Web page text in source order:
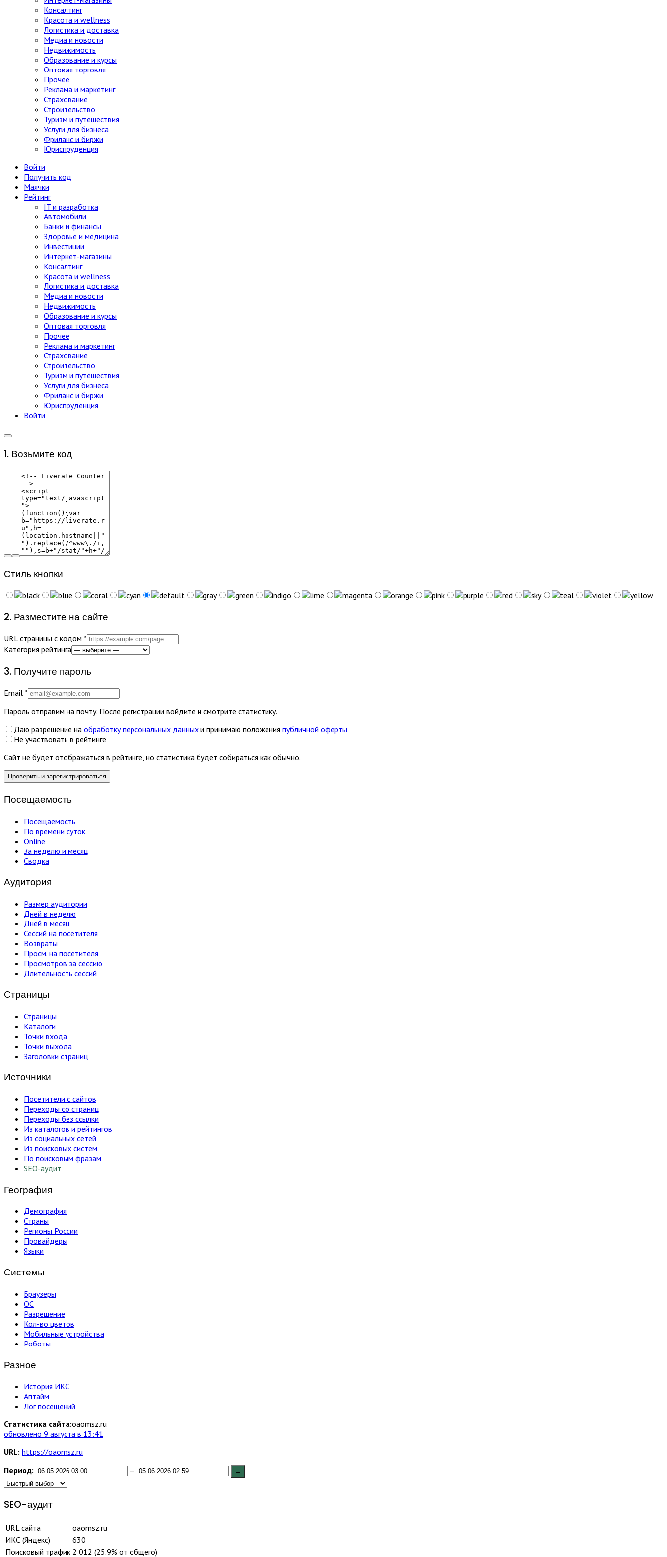
Консалтинг
Красота и wellness
Логистика и доставка
Медиа и новости
Недвижимость
Образование и курсы
Оптовая торговля
Прочее
Реклама и маркетинг
Страхование
Строительство
Туризм и путешествия
Услуги для бизнеса
Фриланс и биржи
Юриспруденция
Войти
Получить код
Маячки
Рейтинг
IT и разработка
Автомобили
Банки и финансы
Здоровье и медицина
Инвестиции
Интернет-магазины
Консалтинг
Красота и wellness
Логистика и доставка
Медиа и новости
Недвижимость
Образование и курсы
Оптовая торговля
Прочее
Реклама и маркетинг
Страхование
Строительство
Туризм и путешествия
Услуги для бизнеса
Фриланс и биржи
Юриспруденция
Войти
1. Возьмите код
Стиль кнопки
2. Разместите на сайте
URL страницы с кодом *
Категория рейтинга
3. Получите пароль
Email *
Пароль отправим на почту. После регистрации войдите и смотрите статистику.
Даю разрешение на обработку персональных данных и принимаю положения публичной оферты
Не участвовать в рейтинге
Сайт не будет отображаться в рейтинге, но статистика будет собираться как обычно.
Проверить и зарегистрироваться
Посещаемость
Посещаемость
По времени суток
Online
За неделю и месяц
Сводка
Аудитория
Размер аудитории
Дней в неделю
Дней в месяц
Сессий на посетителя
Возвраты
Просм. на посетителя
Просмотров за сессию
Длительность сессий
Страницы
Страницы
Каталоги
Точки входа
Точки выхода
Заголовки страниц
Источники
Посетители с сайтов
Переходы со страниц
Переходы без ссылки
Из каталогов и рейтингов
Из социальных сетей
Из поисковых систем
По поисковым фразам
SEO-аудит
География
Демография
Страны
Регионы России
Провайдеры
Языки
Системы
Браузеры
ОС
Разрешение
Кол-во цветов
Мобильные устройства
Роботы
Разное
История ИКС
Аптайм
Лог посещений
Статистика сайта:oaomsz.ru
обновлено 9 августа в 13:41
URL: https://oaomsz.ru
Период:
— →
SEO-аудит
URL сайта
oaomsz.ru
ИКС (Яндекс)
630
Поисковый трафик 2 012 (25.9% от общего)